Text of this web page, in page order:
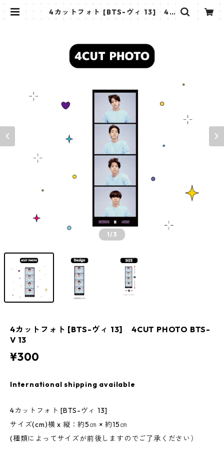
4カットフォト [BTS-ヴィ 13] 4C
1/3
4カットフォト [BTS-ヴィ 13] 4CUT PHOTO BTS-
V 13
¥300
International shipping available
4カットフォト [BTS-ヴィ 13]
サイズ(cm)横 x 縦：約5㎝ × 約15㎝
(種類によってサイズが前後しますのでご了承ください）